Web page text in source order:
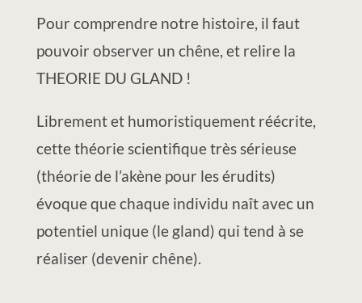
Pour comprendre notre histoire, il faut
pouvoir observer un chêne, et relire la
THEORIE DU GLAND !
Librement et humoristiquement réécrite,
cette théorie scientifique très sérieuse
(théorie de l’akène pour les érudits)
évoque que chaque individu naît avec un
potentiel unique (le gland) qui tend à se
réaliser (devenir chêne).